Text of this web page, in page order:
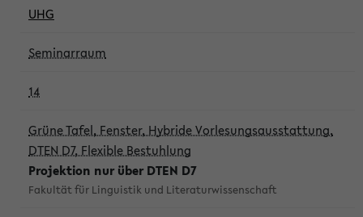
UHG
Seminarraum
14
Grüne Tafel, Fenster, Hybride Vorlesungsausstattung,
DTEN D7, Flexible Bestuhlung
Projektion nur über DTEN D7
Fakultät für Linguistik und Literaturwissenschaft